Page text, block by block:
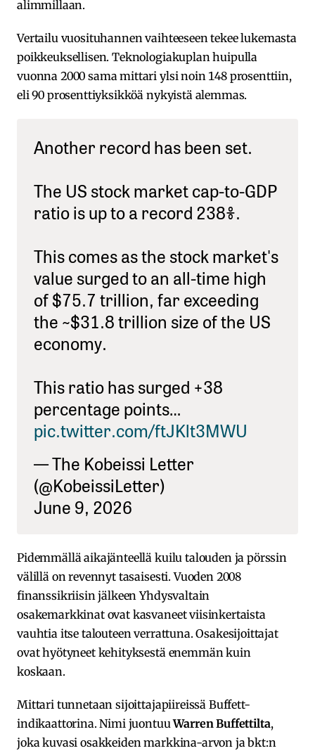
alimmillaan.
Vertailu vuosituhannen vaihteeseen tekee lukemasta
poikkeuksellisen. Teknologiakuplan huipulla
vuonna 2000 sama mittari ylsi noin 148 prosenttiin,
eli 90 prosenttiyksikköä nykyistä alemmas.
Another record has been set.
The US stock market cap-to-GDP
ratio is up to a record 238%.
This comes as the stock market's
value surged to an all-time high
of $75.7 trillion, far exceeding
the ~$31.8 trillion size of the US
economy.
This ratio has surged +38
percentage points…
pic.twitter.com/ftJKlt3MWU
— The Kobeissi Letter
(@KobeissiLetter)
June 9, 2026
Pidemmällä aikajänteellä kuilu talouden ja pörssin
välillä on revennyt tasaisesti. Vuoden 2008
finanssikriisin jälkeen Yhdysvaltain
osakemarkkinat ovat kasvaneet viisinkertaista
vauhtia itse talouteen verrattuna. Osakesijoittajat
ovat hyötyneet kehityksestä enemmän kuin
koskaan.
Mittari tunnetaan sijoittajapiireissä Buffett-
indikaattorina. Nimi juontuuWarren Buffettilta,
joka kuvasi osakkeiden markkina-arvon ja bkt:n